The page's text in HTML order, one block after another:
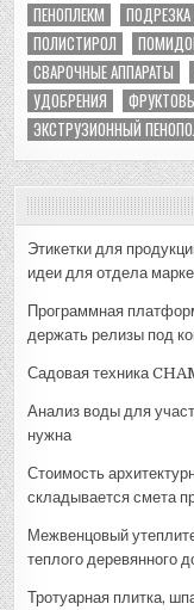
ПЕНОПЛЕКМ
ПОДРЕЗКА
ПОЛИСТИРОЛ
СВАРОЧНЫЕ АППАРАТЫ
УДОБРЕНИЯ
ЭКСТРУЗИОННЫЙ
Этикетки для
идеи для отдела
Программная
держать релизы под
Садовая техника
Анализ воды для
нужна
Стоимость
складывается смета
Межвенцовый
теплого деревянного
Тротуарная плитка,